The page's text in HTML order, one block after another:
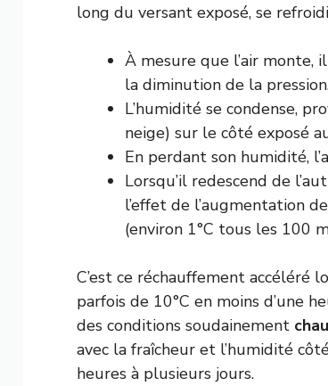
long du versant exposé, se
À mesure que l’air monte,
la diminution de la
L’humidité se condense,
neige) sur le côté exposé
En perdant son humidité,
Lorsqu’il redescend de
l’effet de l’augmentation
(environ 1°C tous les 100
C’est ce réchauffement
parfois de 10°C en moins d’une
des conditions soudainement
avec la fraîcheur et l’humidité
heures à plusieurs jours.